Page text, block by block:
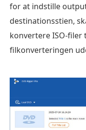
for at indstille
destinationsstien,
konvertere ISO-filer
filkonverteringen